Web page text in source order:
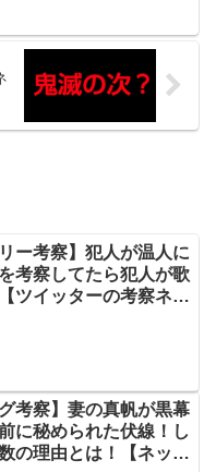
ー考察】犯人が温人に
考察してたら犯人が歌
ツイッターの考察ネタ
考察】妻の真帆が黒幕
に秘められた伏線！し
の理由とは！【ネッ